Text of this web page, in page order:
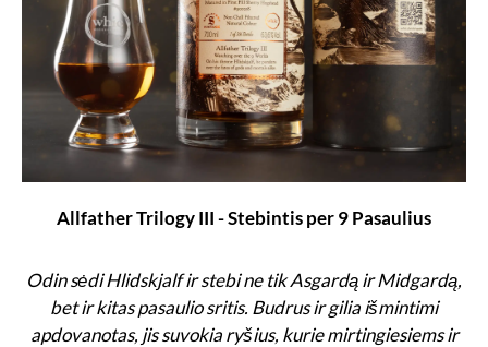
Allfather Trilogy III - Stebintis per 9 Pasaulius
Odin sėdi Hlidskjalf ir stebi ne tik Asgardą ir Midgardą,
bet ir kitas pasaulio sritis. Budrus ir gilia išmintimi
apdovanotas, jis suvokia ryšius, kurie mirtingiesiems ir